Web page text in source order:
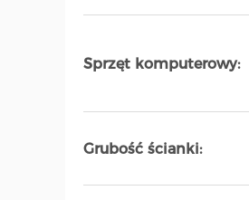
Sprzęt komputerowy:
Grubość ścianki: